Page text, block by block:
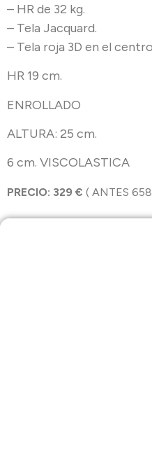
– HR de 32 kg.
– Tela Jacquard.
– Tela roja 3D en el
HR 19 cm.
ENROLLADO
ALTURA: 25 cm.
6 cm. VISCOLASTICA
PRECIO: 329 € ( ANTES